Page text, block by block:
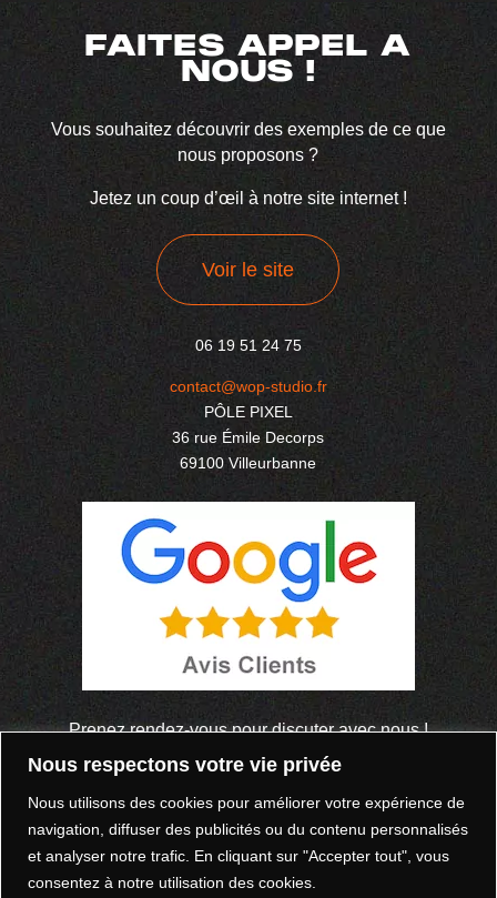
Nous respectons votre vie privée
Nous utilisons des cookies pour améliorer votre expérience de
navigation, diffuser des publicités ou du contenu personnalisés
et analyser notre trafic. En cliquant sur "Accepter tout", vous
consentez à notre utilisation des cookies.
FAITES APPEL A
NOUS !
Vous souhaitez découvrir des exemples de ce que
nous proposons ?
Jetez un coup d’œil à notre site internet !
Voir le site
06 19 51 24 75
contact@wop-studio.fr
PÔLE PIXEL
36 rue Émile Decorps
69100 Villeurbanne
Prenez rendez-vous pour discuter avec nous !
À tout de suite !